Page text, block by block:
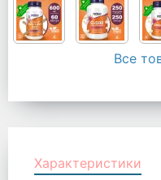
Все
Характеристики